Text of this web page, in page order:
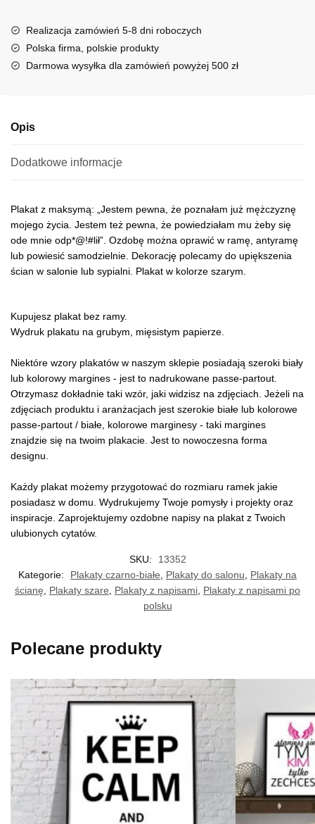
a
t
i
Realizacja zamówień 5-8 dni roboczych
Polska firma, polskie produkty
Darmowa wysyłka dla zamówień powyżej 500 zł
Opis
Dodatkowe informacje
Plakat z maksymą: „Jestem pewna, że poznałam już mężczyznę
mojego życia. Jestem też pewna, że powiedziałam mu żeby się
ode mnie odp*@!#lił”. Ozdobę można oprawić w ramę, antyramę
lub powiesić samodzielnie. Dekorację polecamy do upiększenia
ścian w salonie lub sypialni. Plakat w kolorze szarym.
Kupujesz plakat bez ramy.
Wydruk plakatu na grubym, mięsistym papierze.
Niektóre wzory plakatów w naszym sklepie posiadają szeroki biały
lub kolorowy margines - jest to nadrukowane passe-partout.
Otrzymasz dokładnie taki wzór, jaki widzisz na zdjęciach. Jeżeli na
zdjęciach produktu i aranżacjach jest szerokie białe lub kolorowe
passe-partout / białe, kolorowe marginesy - taki margines
znajdzie się na twoim plakacie. Jest to nowoczesna forma
designu.
Każdy plakat możemy przygotować do rozmiaru ramek jakie
posiadasz w domu. Wydrukujemy Twoje pomysły i projekty oraz
inspiracje. Zaprojektujemy ozdobne napisy na plakat z Twoich
ulubionych cytatów.
SKU:
13352
Kategorie:
Plakaty czarno-białe Plakaty do salonu
Plakaty na
ścianę
Plakaty szare Plakaty z napisami Plakaty z napisami po
polsku
Polecane produkty